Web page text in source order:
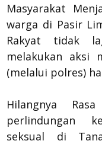
Masyarakat
warga di Pasir
Rakyat tidak
melakukan aksi
(melalui polres)
Hilangnya
perlindungan
seksual di